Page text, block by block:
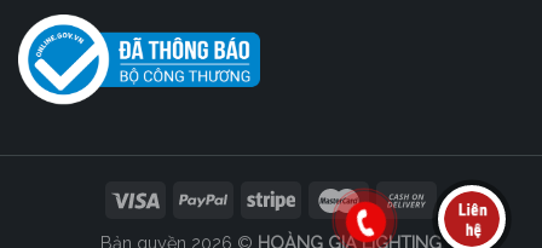
Bản quyền 2026 © HOÀNG GIA LIGHTING